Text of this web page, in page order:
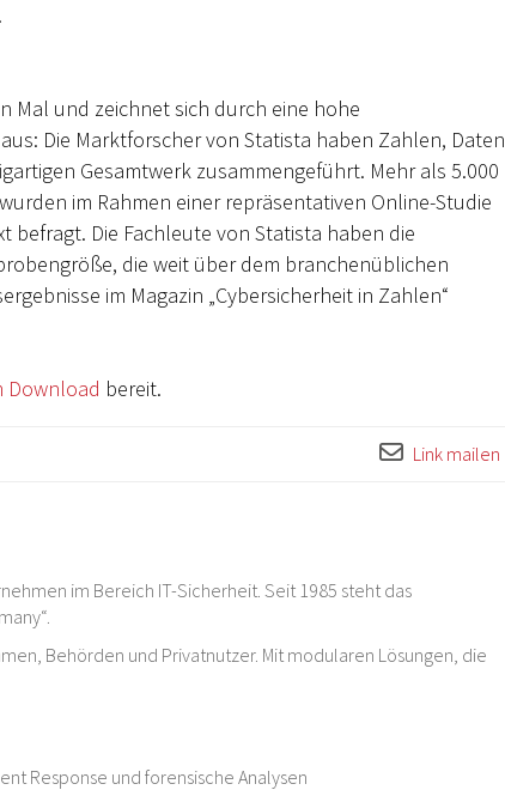
Mal und zeichnet sich durch eine hohe
Die Marktforscher von Statista haben Zahlen, Daten
Gesamtwerk zusammengeführt. Mehr als 5.000
im Rahmen einer repräsentativen Online-Studie
Die Fachleute von Statista haben die
die weit über dem branchenüblichen
im Magazin „Cybersicherheit in Zahlen“
Download bereit.
Link mailen
im Bereich IT-Sicherheit. Seit 1985 steht das
Behörden und Privatnutzer. Mit modularen Lösungen, die
Response und forensische Analysen